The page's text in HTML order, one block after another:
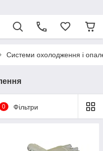
Системи охолодження і
0 Фільтри